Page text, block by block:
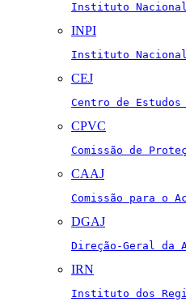
Instituto
INPI
Instituto
CEJ
Centro de
CPVC
Comissão de
CAAJ
Comissão para o
DGAJ
Direção-Geral da
IRN
Instituto dos